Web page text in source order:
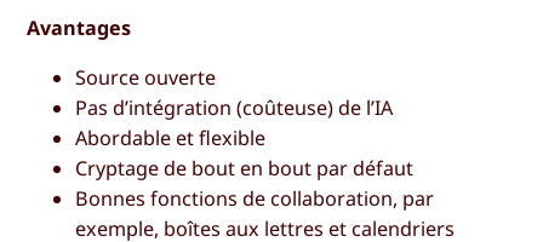
Avantages
Source ouverte
Pas d’intégration (coûteuse) de l’IA
Abordable et flexible
Cryptage de bout en bout par défaut
Bonnes fonctions de collaboration, par
exemple, boîtes aux lettres et calendriers